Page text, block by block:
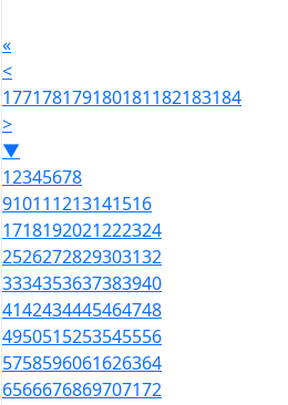
«
<
177178179180181182183184
>
▼
12345678
910111213141516
1718192021222324
2526272829303132
3334353637383940
4142434445464748
4950515253545556
5758596061626364
6566676869707172